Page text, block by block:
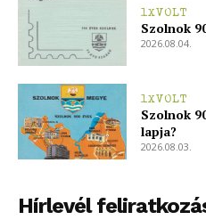
1XVOLT
Szolnok
2026.08.04.
1XVOLT
Szolnok
lapja?
2026.08.03.
Hírlevél